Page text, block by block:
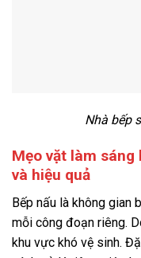
Nhà bếp
Mẹo vặt làm sáng
và hiệu quả
Bếp nấu là không gian
mỗi công đoạn riêng.
khu vực khó vệ sinh.